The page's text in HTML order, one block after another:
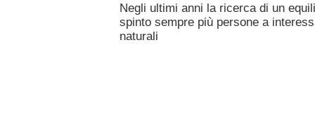
Negli ultimi anni la ricerca di un
spinto sempre più persone a
naturali